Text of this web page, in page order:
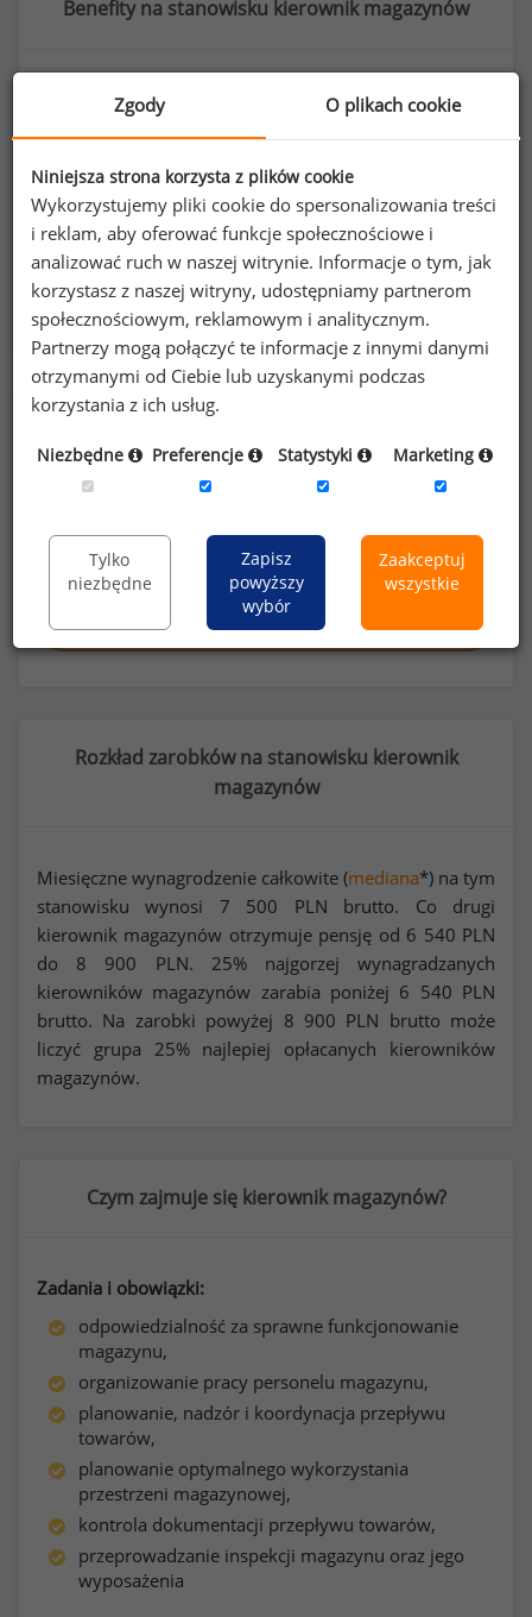
Benefity na stanowisku kierownik magazynów
34%
prywatna opieka medyczna dla pracownika
Poszukujesz szczegółowych danych o
wynagrodzeniachkierowników magazynów
lub na innych stanowiskach?
Dowiedz się więcej
Wykorzystaj kod
Rozkład zarobków na stanowisku kierownik
magazynów
Miesięczne wynagrodzenie całkowite (mediana*) na tym
stanowisku wynosi 7 500 PLN brutto. Co drugi
kierownik magazynów otrzymuje pensję od 6 540 PLN
do 8 900 PLN. 25% najgorzej wynagradzanych
kierowników magazynów zarabia poniżej 6 540 PLN
brutto. Na zarobki powyżej 8 900 PLN brutto może
liczyć grupa 25% najlepiej opłacanych kierowników
magazynów.
Czym zajmuje się kierownik magazynów?
Zadania i obowiązki:
odpowiedzialność za sprawne funkcjonowanie
magazynu,
organizowanie pracy personelu magazynu,
planowanie, nadzór i koordynacja przepływu
towarów,
planowanie optymalnego wykorzystania
przestrzeni magazynowej,
kontrola dokumentacji przepływu towarów,
przeprowadzanie inspekcji magazynu oraz jego
wyposażenia
Zgody O plikach cookie
Niniejsza strona korzysta z plików cookie
Wykorzystujemy pliki cookie do spersonalizowania treści
i reklam, aby oferować funkcje społecznościowe i
analizować ruch w naszej witrynie. Informacje o tym, jak
korzystasz z naszej witryny, udostępniamy partnerom
społecznościowym, reklamowym i analitycznym.
Partnerzy mogą połączyć te informacje z innymi danymi
otrzymanymi od Ciebie lub uzyskanymi podczas
korzystania z ich usług.
Niezbędne Preferencje Statystyki Marketing
Tylko
niezbędne
Zapisz
powyższy
wybór
Zaakceptuj
wszystkie